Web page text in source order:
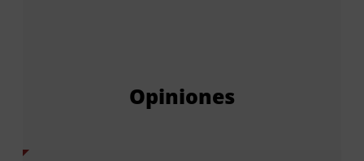
Opiniones